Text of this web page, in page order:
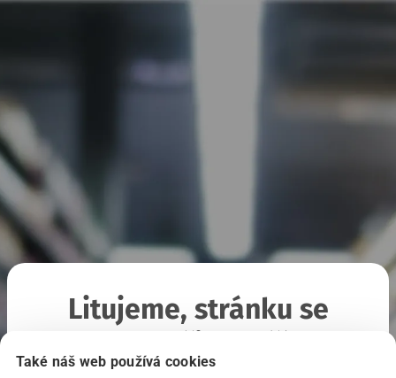
Také náš web používá cookies
Litujeme, stránku se